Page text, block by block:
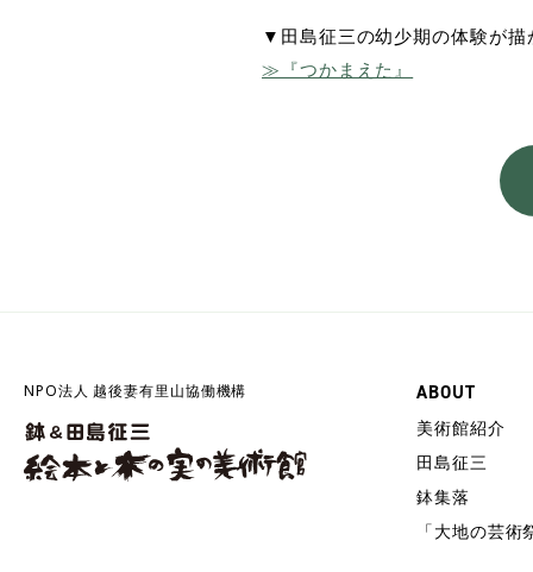
▼田島征三の幼少期の体験が描
≫『つかまえた』
NPO法人 越後妻有里山協働機構 ABOUT
美術館紹介
田島征三
鉢集落
「大地の芸術